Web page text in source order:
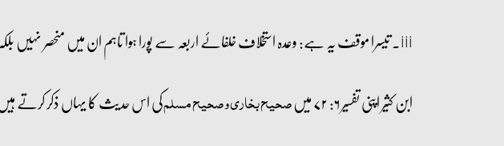
iii۔ تیسرا موقف یہ ہے: وعدہ استخلاف خلفائے اربعہ سے پورا ہوا تاہم ان میں منحصر نہیں بلکہ بارہ خلفاء بھی اس کے مصداق میں شامل ہیں۔
ابن کثیر اپنی تفسیر ۶: ۷۲ میں
صحیح بخاری و صحیح مسلمکی اس حدیث کا یہاں ذکر کرتے ہیں